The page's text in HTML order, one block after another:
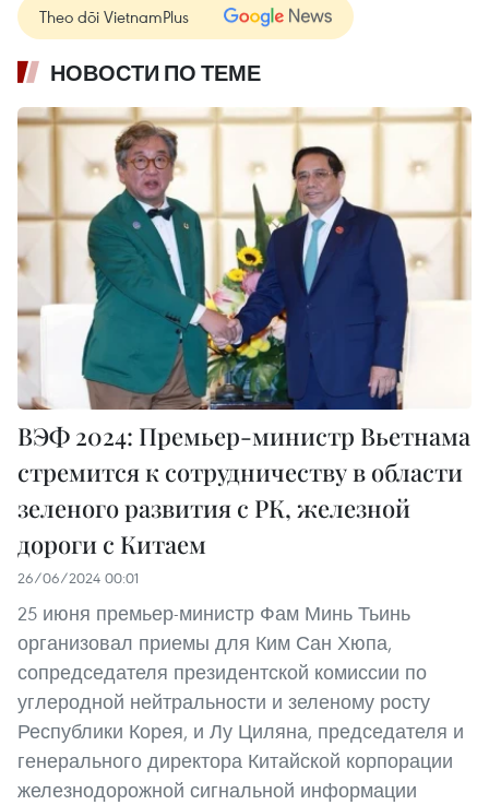
Theo dõi VietnamPlus
НОВОСТИ ПО ТЕМЕ
ВЭФ 2024: Премьер-министр Вьетнама
стремится к сотрудничеству в области
зеленого развития с РК, железной
дороги с Китаем
26/06/2024 00:01
25 июня премьер-министр Фам Минь Тьинь
организовал приемы для Ким Сан Хюпа,
сопредседателя президентской комиссии по
углеродной нейтральности и зеленому росту
Республики Корея, и Лу Циляна, председателя и
генерального директора Китайской корпорации
железнодорожной сигнальной информации